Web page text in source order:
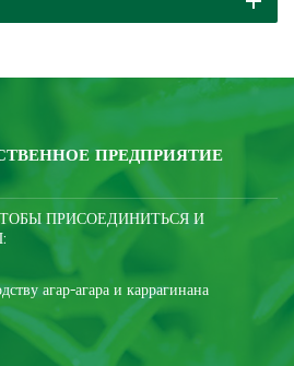
продукт становится
снижаются затраты.
ПРЕДПРИЯТИЕ
ПРИСОЕДИНИТЬСЯ И
агар-агара и каррагинана